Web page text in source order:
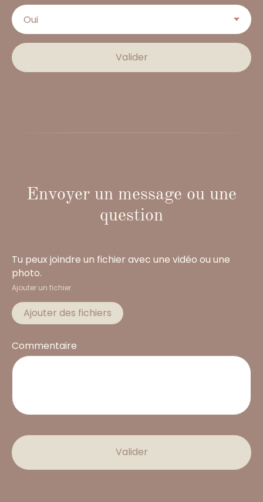
Valider
Envoyer un message ou une
question
Tu peux joindre un fichier avec une vidéo ou une
photo.
Ajouter un fichier.
Ajouter des fichiers
Commentaire
Valider